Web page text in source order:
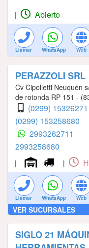
| Abierto
Llamar WhatsApp Web
PERAZZOLI SRL
Cv Cipolletti Neuquén
de rotonda RP 151 -
(0299)
(0299) 153258680
2993262711
2993258680
| |
Llamar WhatsApp Web
VER SUCURSALES
SIGLO 21